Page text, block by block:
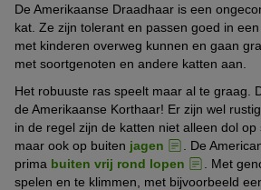
De Amerikaanse Draadhaar is een
kat. Ze zijn tolerant en passen goed in
met kinderen overweg kunnen en gaan
met soortgenoten en andere katten aan.
Het robuuste ras speelt maar al te graag.
de Amerikaanse Korthaar! Er zijn wel
in de regel zijn de katten niet alleen dol op
maar ook op buiten jagen
. De
prima buiten vrij rond lopen
. Met
spelen en te klimmen, met bijvoorbeeld